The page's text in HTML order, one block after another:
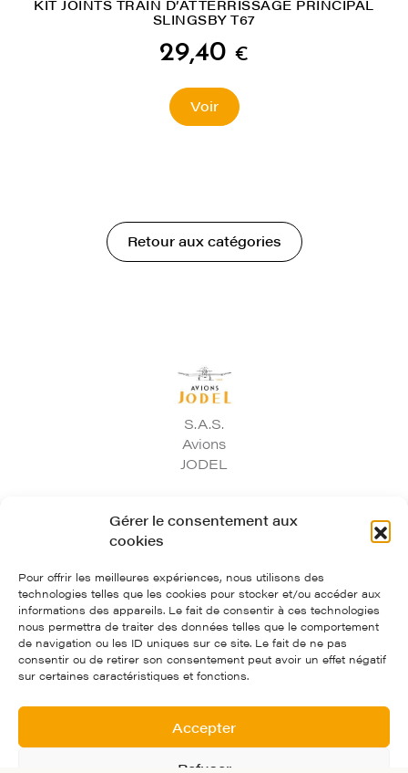
Gérer le consentement aux
cookies
Pour offrir les meilleures expériences, nous utilisons des
technologies telles que les cookies pour stocker et/ou accéder aux
informations des appareils. Le fait de consentir à ces technologies
nous permettra de traiter des données telles que le comportement
de navigation ou les ID uniques sur ce site. Le fait de ne pas
consentir ou de retirer son consentement peut avoir un effet négatif
sur certaines caractéristiques et fonctions.
Accepter
Refuser
KIT JOINTS TRAIN D’ATTERRISSAGE PRINCIPAL
SLINGSBY T67
29,40 €
Voir
Retour aux catégories
S.A.S.
Avions
JODEL
97, route départementale 974 - 21700 Corgoloin
Avions Jodel
Crédits et mentions légales
Politique de confidentialité